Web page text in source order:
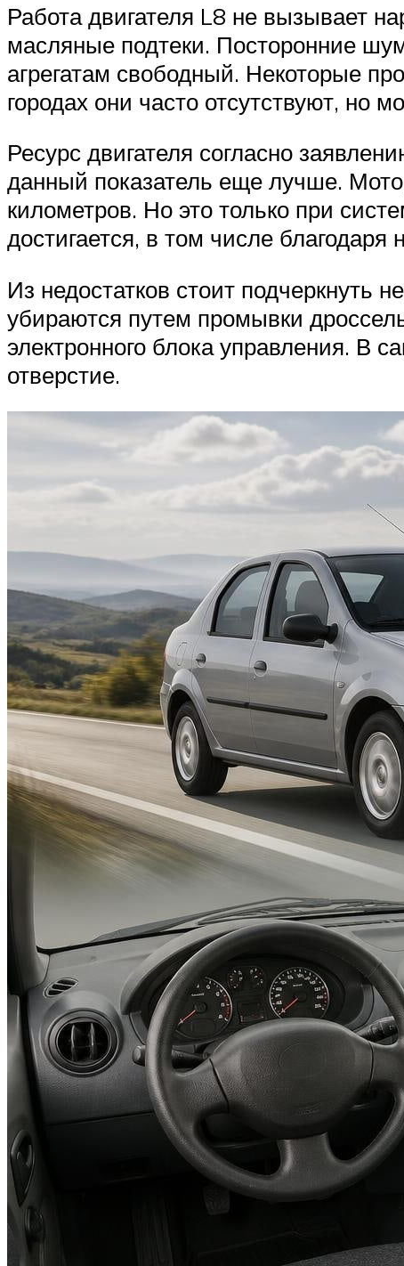
Работа двигателя L8 не вызывает
масляные подтеки. Посторонние
агрегатам свободный. Некоторые
городах они часто отсутствуют, но
Ресурс двигателя согласно
данный показатель еще лучше.
километров. Но это только при
достигается, в том числе
Из недостатков стоит подчеркнуть
убираются путем промывки
электронного блока управления. В
отверстие.